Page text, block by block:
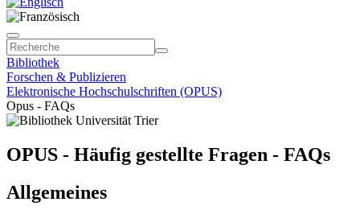
Bibliothek
Forschen & Publizieren
Elektronische Hochschulschriften (OPUS)
Opus - FAQs
OPUS - Häufig gestellte Fragen - FAQs
Allgemeines